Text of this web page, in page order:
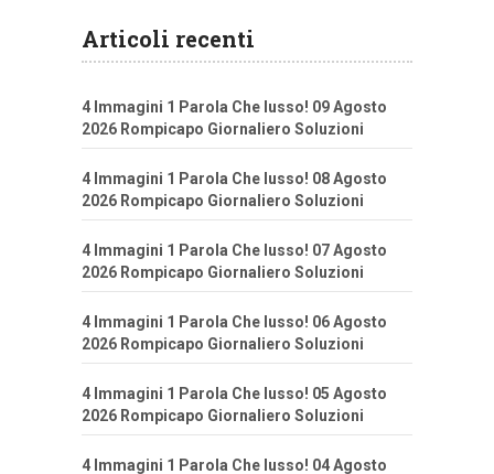
Articoli recenti
4 Immagini 1 Parola Che lusso! 09 Agosto
2026 Rompicapo Giornaliero Soluzioni
4 Immagini 1 Parola Che lusso! 08 Agosto
2026 Rompicapo Giornaliero Soluzioni
4 Immagini 1 Parola Che lusso! 07 Agosto
2026 Rompicapo Giornaliero Soluzioni
4 Immagini 1 Parola Che lusso! 06 Agosto
2026 Rompicapo Giornaliero Soluzioni
4 Immagini 1 Parola Che lusso! 05 Agosto
2026 Rompicapo Giornaliero Soluzioni
4 Immagini 1 Parola Che lusso! 04 Agosto